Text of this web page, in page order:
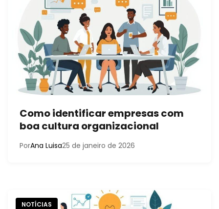
Como identificar empresas com
boa cultura organizacional
PorAna Luisa25 de janeiro de 2026
NOTÍCIAS